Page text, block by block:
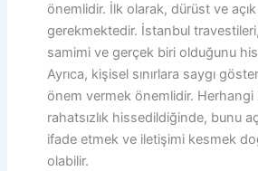
önemlidir. İlk olarak, dürüst ve
gerekmektedir. İstanbul travestileri,
samimi ve gerçek biri olduğunu
Ayrıca, kişisel sınırlara saygı
önem vermek önemlidir. Herhangi
rahatsızlık hissedildiğinde, bunu
ifade etmek ve iletişimi kesmek
olabilir.